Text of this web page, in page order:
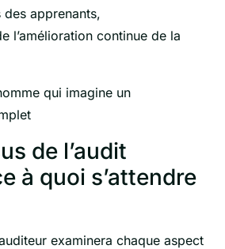
apprenants,
l’amélioration continue de la
de l’audit
à quoi s’attendre
examinera chaque aspect